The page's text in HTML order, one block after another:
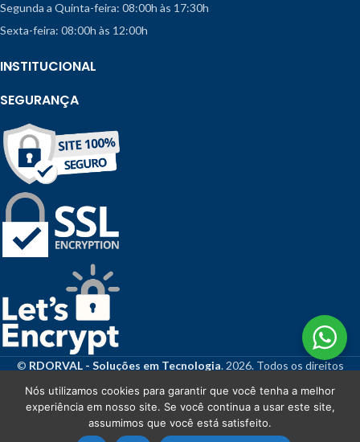
Segunda a Quinta-feira: 08:00h às 17:30h
Sexta-feira: 08:00h às 12:00h
INSTITUCIONAL
SEGURANÇA
© RDORVAL - Soluções em Tecnologia. 2026. Todos os direitos
Nós utilizamos cookies para garantir que você tenha a melhor
experiência em nosso site. Se você continua a usar este site,
assumimos que você está satisfeito.